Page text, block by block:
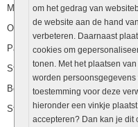
om het gedrag van
de website aan de hand
verbeteren. Daarnaast
cookies om
tonen. Met het plaatsen
worden persoonsgegevens
toestemming voor deze
hieronder een vinkje
accepteren? Dan kan je dit
Muurstenen
Opsluitbanden
Palissaden
Stapelblokken
Betonblokken
Stapelstenen